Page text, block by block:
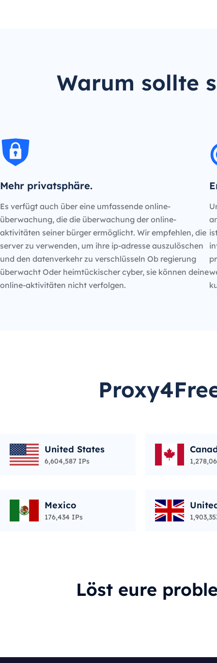
Warum sollte
Mehr privatsphäre.
Es verfügt auch über eine umfassende online-
überwachung, die die überwachung der online-
aktivitäten seiner bürger ermöglicht. Wir empfehlen, die
server zu verwenden, um ihre ip-adresse auszulöschen
und den datenverkehr zu verschlüsseln Ob regierung
überwacht Oder heimtückischer cyber, sie können deine
online-aktivitäten nicht verfolgen.
United States
6,604,587 IPs
Mexico
176,434 IPs
Löst eure